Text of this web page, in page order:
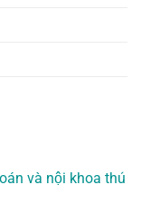
và nội khoa thú